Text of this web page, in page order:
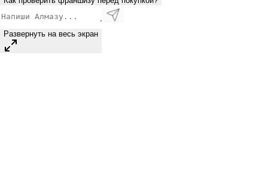
Развернуть на весь экран